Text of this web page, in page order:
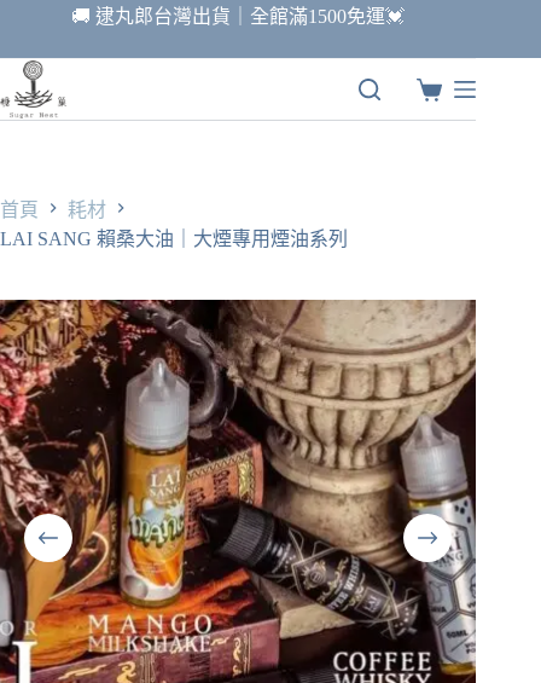
要
🚚 逮丸郎台灣出貨｜全館滿1500免運💓
購
首頁
耗材
LAI SANG 賴桑大油｜大煙專用煙油系列